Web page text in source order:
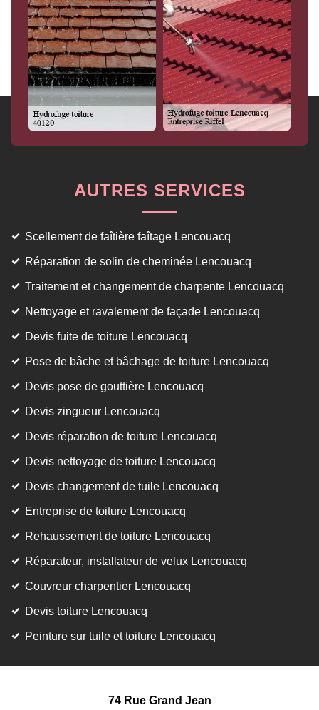
AUTRES SERVICES
Scellement de faîtière faîtage Lencouacq
Réparation de solin de cheminée Lencouacq
Traitement et changement de charpente Lencouacq
Nettoyage et ravalement de façade Lencouacq
Devis fuite de toiture Lencouacq
Pose de bâche et bâchage de toiture Lencouacq
Devis pose de gouttière Lencouacq
Devis zingueur Lencouacq
Devis réparation de toiture Lencouacq
Devis nettoyage de toiture Lencouacq
Devis changement de tuile Lencouacq
Entreprise de toiture Lencouacq
Rehaussement de toiture Lencouacq
Réparateur, installateur de velux Lencouacq
Couvreur charpentier Lencouacq
Devis toiture Lencouacq
Peinture sur tuile et toiture Lencouacq
74 Rue Grand Jean